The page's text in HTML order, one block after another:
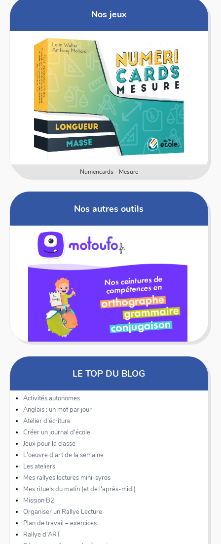
Nos jeux
Numericards - Mesure
Nos autres outils
LE TOP DU BLOG
Activités autonomes
Anglais : un mot par jour
Atelier d'écriture
Créer un journal d'école
Jeux pour la classe
L'oeuvre d'art de la semaine
Les ateliers
Mes rallyes lectures mini-syros
Mes rituels du matin (et de l'après-midi)
Mission B2i
Organiser un Rallye Lecture
Plan de travail – exercices
Rallye d'ART